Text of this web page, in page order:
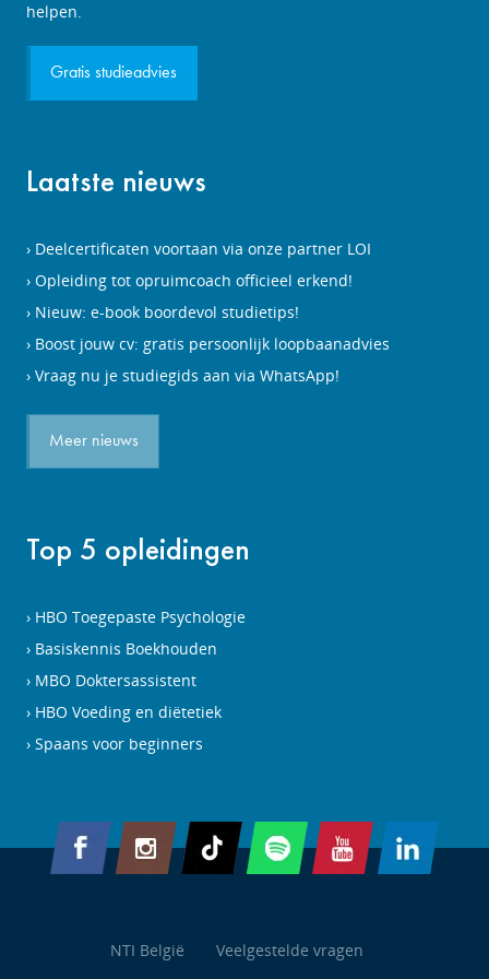
aanvragen
helpen.
Gratis studieadvies
Laatste nieuws
Deelcertificaten voortaan via onze partner LOI
Opleiding tot opruimcoach officieel erkend!
Nieuw: e-book boordevol studietips!
Boost jouw cv: gratis persoonlijk loopbaanadvies
Vraag nu je studiegids aan via WhatsApp!
Meer nieuws
Top 5 opleidingen
HBO Toegepaste Psychologie
Basiskennis Boekhouden
MBO Doktersassistent
HBO Voeding en diëtetiek
Spaans voor beginners
NTI België Veelgestelde vragen